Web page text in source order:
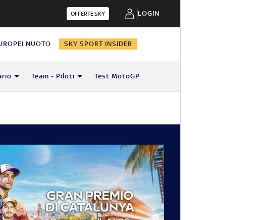
OFFERTE SKY LOGIN
NUOTO SKY SPORT INSIDER
Team - Piloti Test MotoGP